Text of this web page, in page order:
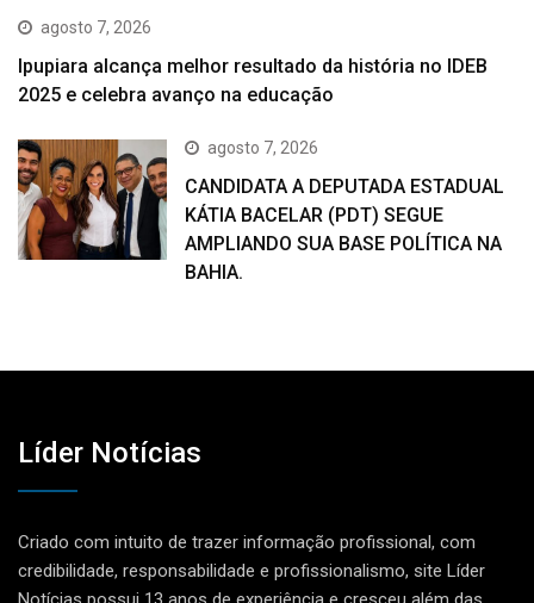
agosto 7, 2026
Ipupiara alcança melhor resultado da história no IDEB
2025 e celebra avanço na educação
agosto 7, 2026
CANDIDATA A DEPUTADA ESTADUAL
KÁTIA BACELAR (PDT) SEGUE
AMPLIANDO SUA BASE POLÍTICA NA
BAHIA.
Líder Notícias
Criado com intuito de trazer informação profissional, com
credibilidade, responsabilidade e profissionalismo, site Líder